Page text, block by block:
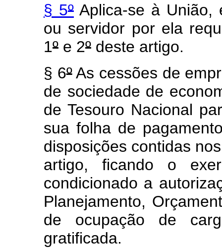
§ 5º Aplica-se à União,
ou servidor por ela
1º e 2º deste artigo.
§ 6ºAs cessões de
de sociedade de
de Tesouro Nacional
sua folha de
disposições contidas
artigo, ficando o
condicionado a
Planejamento,
de ocupação de
gratificada.